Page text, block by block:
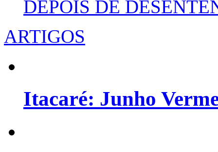
DEPOIS DE
ARTIGOS
Itacaré: Junho